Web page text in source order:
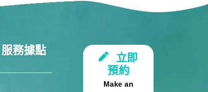
服務據點
立即
預約
Make an